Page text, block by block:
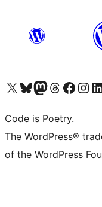
Visit our X (formerly Twitter) account
ഞങ്ങളുടെ ബ്ലൂസ്കൈ അക്കൗണ്ട്
Visit our Mastodon account
ഞങ്ങളുടെ ത്രെഡ്സ്
Visit our Facebook page
Visit our
Code is Poetry.
The WordPress®
of the WordPress